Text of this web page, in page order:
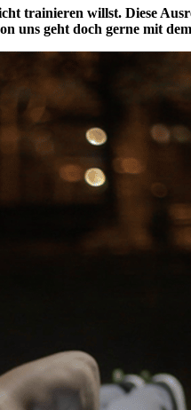
trainieren willst. Diese
geht doch gerne mit